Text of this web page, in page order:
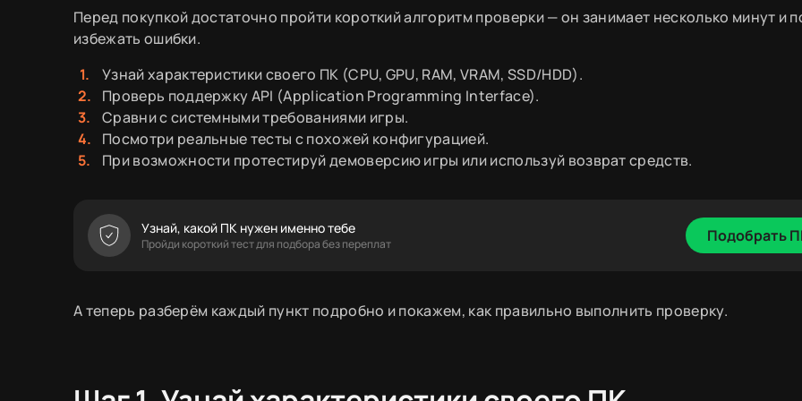
Перед покупкой достаточно пройти короткий алгоритм проверки — он занимает несколько минут и
избежать ошибки.
Узнай характеристики своего ПК (CPU, GPU, RAM, VRAM, SSD/HDD).
Проверь поддержку API (Application Programming Interface).
Сравни с системными требованиями игры.
Посмотри реальные тесты с похожей конфигурацией.
При возможности протестируй демоверсию игры или используй возврат средств.
Узнай, какой ПК нужен именно тебе
Пройди короткий тест для подбора без переплат Подобрать
А теперь разберём каждый пункт подробно и покажем, как правильно выполнить проверку.